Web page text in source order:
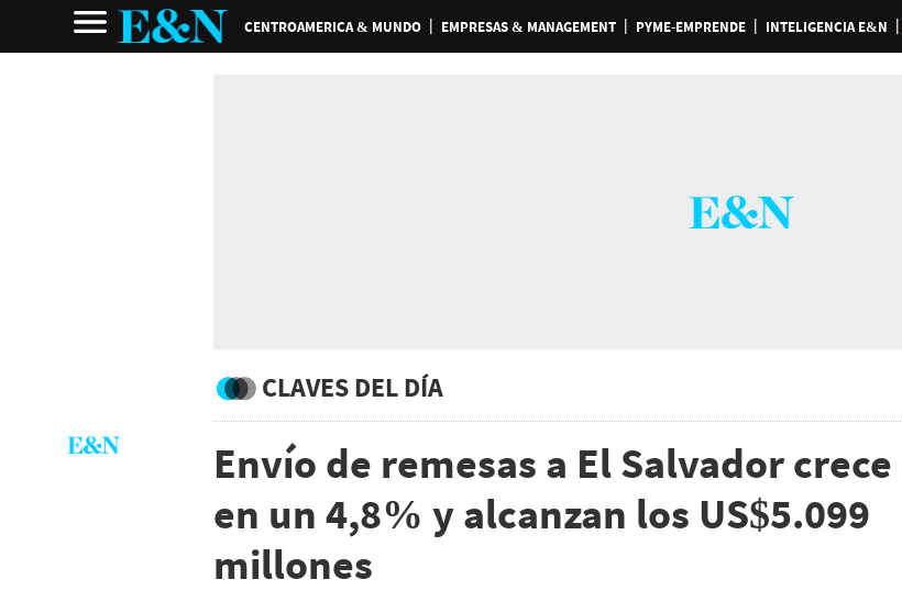
CENTROAMERICA & MUNDO EMPRESAS & MANAGEMENT PYME-EMPRENDE INTELIGENCIA E&N
CLAVES DEL DÍA
Envío de remesas a El Salvador crece
en un 4,8% y alcanzan los US$5.099
millones